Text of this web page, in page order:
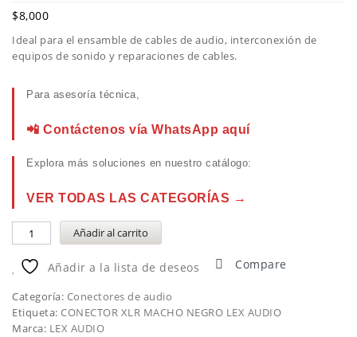
$8,000
Ideal para el ensamble de cables de audio, interconexión de
equipos de sonido y reparaciones de cables.
Para asesoría técnica,
📲 Contáctenos vía WhatsApp aquí
Explora más soluciones en nuestro catálogo:
VER TODAS LAS CATEGORÍAS →
Añadir al carrito
Añadir a la lista de deseos Compare
Categoría: Conectores de audio
Etiqueta: CONECTOR XLR MACHO NEGRO LEX AUDIO
Marca: LEX AUDIO